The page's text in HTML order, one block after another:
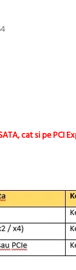
cat si pe